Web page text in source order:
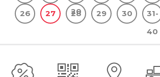
20
26 27 28 29 30
31-
40